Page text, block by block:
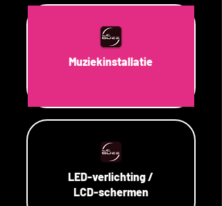
Muziekinstallatie
LED-verlichting /
LCD-schermen